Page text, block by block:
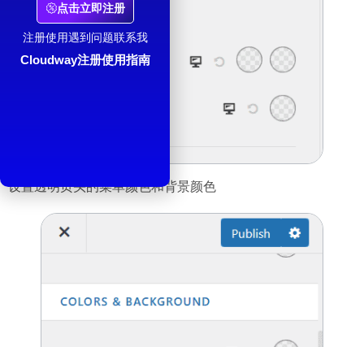
设置透明页头的菜单颜色和背景颜色
点击立即注册
注册使用遇到问题联系我
Cloudway注册使用指南